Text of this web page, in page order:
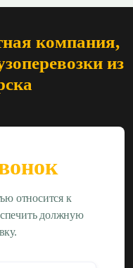
относится к
должную
компания,
из